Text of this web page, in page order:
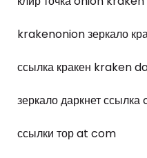
krakenonion зеркало
ссылка кракен kraken
зеркало даркнет
ссылки тор at com